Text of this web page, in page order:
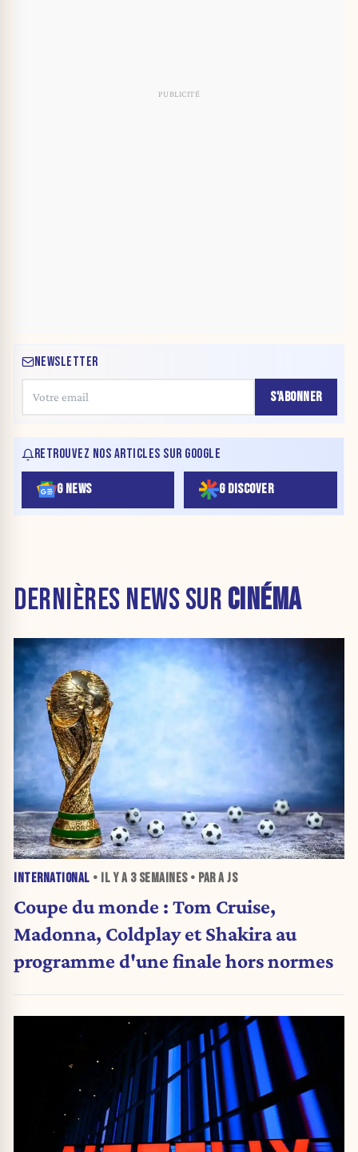
NEWSLETTER
S'ABONNER
RETROUVEZ NOS ARTICLES SUR GOOGLE
G NEWS G DISCOVER
DERNIÈRES NEWS SUR CINÉMA
INTERNATIONAL • IL Y A 3 SEMAINES• PAR A JS
Coupe du monde : Tom Cruise,
Madonna, Coldplay et Shakira au
programme d'une finale hors normes